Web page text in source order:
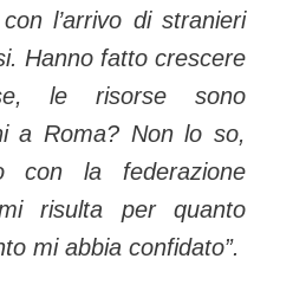
l’arrivo di stranieri
Hanno fatto crescere
le risorse sono
a Roma? Non lo so,
con la federazione
risulta per quanto
mi abbia confidato”.